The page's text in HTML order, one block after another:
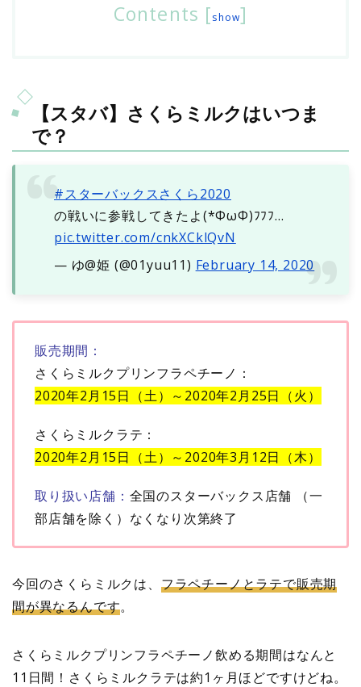
Contents [show]
【スタバ】さくらミルクはいつま
で？
#スターバックスさくら2020
の戦いに参戦してきたよ(*ФωФ)ﾌﾌﾌ…
pic.twitter.com/cnkXCklQvN
— ゆ@姫 (@01yuu11) February 14, 2020
販売期間：
さくらミルクプリンフラペチーノ：
2020年2月15日（土）～2020年2月25日（火）
さくらミルクラテ：
2020年2月15日（土）～2020年3月12日（木）
取り扱い店舗： 全国のスターバックス店舗 （一
部店舗を除く）なくなり次第終了
今回のさくらミルクは、 フラペチーノとラテで販売期
間が異なるんです。
さくらミルクプリンフラペチーノ飲める期間はなんと
11日間！さくらミルクラテは約1ヶ月ほどですけどね。